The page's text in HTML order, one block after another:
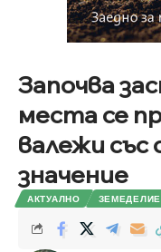
Започва
места се
валежи със
значение
АКТУАЛНО ЗЕМЕДЕЛИЕ